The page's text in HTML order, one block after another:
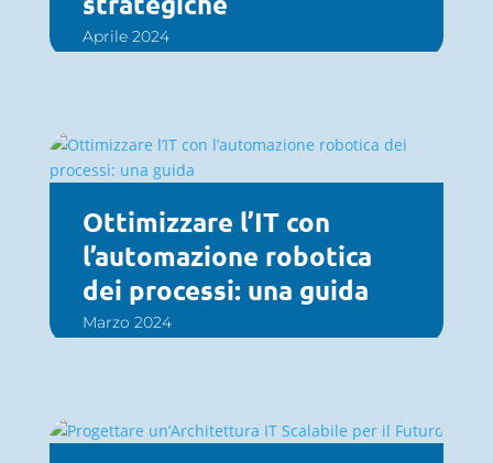
Aprile 2024
Ottimizzare l’IT con
l’automazione robotica
dei processi: una guida
Marzo 2024